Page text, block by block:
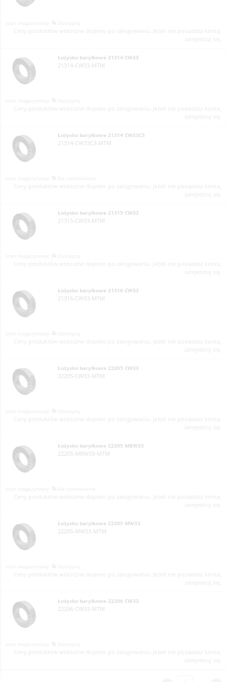
Ceny produktów widoczne dopiero po zalogowaniu. Jeżeli nie posiadasz konta,
zarejestruj się.
Łożysko baryłkowe 21314 CW33
21314-CW33-MTM
Ceny produktów widoczne dopiero po zalogowaniu. Jeżeli nie posiadasz konta,
zarejestruj się.
Łożysko baryłkowe 21314 CW33C3
21314-CW33C3-MTM
Ceny produktów widoczne dopiero po zalogowaniu. Jeżeli nie posiadasz konta,
zarejestruj się.
Łożysko baryłkowe 21315 CW33
21315-CW33-MTM
Ceny produktów widoczne dopiero po zalogowaniu. Jeżeli nie posiadasz konta,
zarejestruj się.
Łożysko baryłkowe 21316 CW33
21316-CW33-MTM
Ceny produktów widoczne dopiero po zalogowaniu. Jeżeli nie posiadasz konta,
zarejestruj się.
Łożysko baryłkowe 22205 CW33
22205-CW33-MTM
Ceny produktów widoczne dopiero po zalogowaniu. Jeżeli nie posiadasz konta,
zarejestruj się.
Łożysko baryłkowe 22205 MBW33
22205-MBW33-MTM
Ceny produktów widoczne dopiero po zalogowaniu. Jeżeli nie posiadasz konta,
zarejestruj się.
Łożysko baryłkowe 22205 MW33
22205-MW33-MTM
Ceny produktów widoczne dopiero po zalogowaniu. Jeżeli nie posiadasz konta,
zarejestruj się.
Łożysko baryłkowe 22206 CW33
22206-CW33-MTM
Ceny produktów widoczne dopiero po zalogowaniu. Jeżeli nie posiadasz konta,
zarejestruj się.